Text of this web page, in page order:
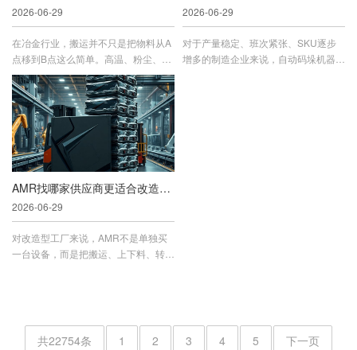
2026-06-29
在冶金行业，搬运并不只是把物料从A
点移到B点这么简单。高温、粉尘、节
拍波动、工件规格变化、设备联动复...
2026-06-29
对于产量稳定、班次紧张、SKU逐步
增多的制造企业来说，自动码垛机器人
AMR找哪家供应商更适合改造型工厂？2026智能物流实施建议
2026-06-29
对改造型工厂来说，AMR不是单独买
一台设备，而是把搬运、上下料、转
共22754条 1 2 3 4 5
下一页